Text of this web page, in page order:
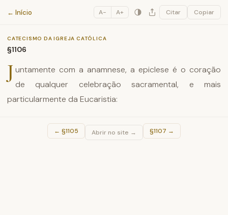
Catecismo da Igreja Católica
← Início A− A+ Citar Copiar
CATECISMO DA IGREJA CATÓLICA
§1106
J untamente com a anamnese, a epiclese é o coração
de qualquer celebração sacramental, e mais
particularmente da Eucaristia:
← §1105 Abrir no site → §1107 →